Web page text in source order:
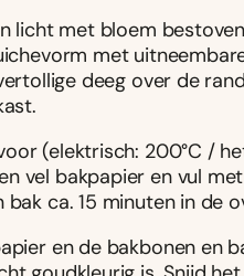
licht met bloem
met
deeg over de
(elektrisch: 200°C /
vel bakpapier en vul
ca. 15 minuten in de
en de bakbonen en